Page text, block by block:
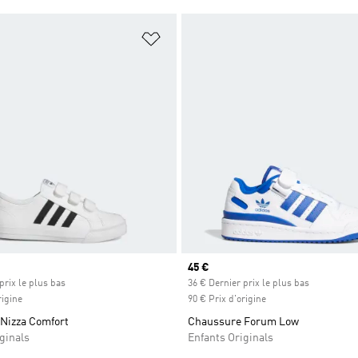
le plus bas
Comfort
Prix actuel
45 €
36 € Dernier prix le plus bas
90 € Prix d'origine
Chaussure Forum Low
Enfants Originals